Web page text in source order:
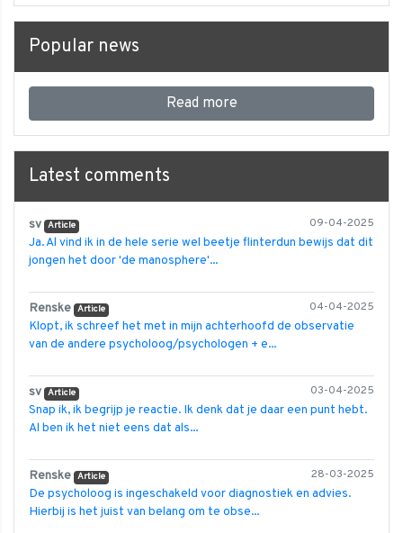
Popular news
Read more
Latest comments
09-04-2025
sv Article
Ja. Al vind ik in de hele serie wel beetje flinterdun bewijs dat dit
jongen het door 'de manosphere'...
04-04-2025
Renske Article
Klopt, ik schreef het met in mijn achterhoofd de observatie
van de andere psycholoog/psychologen + e...
03-04-2025
sv Article
Snap ik, ik begrijp je reactie. Ik denk dat je daar een punt hebt.
Al ben ik het niet eens dat als...
28-03-2025
Renske Article
De psycholoog is ingeschakeld voor diagnostiek en advies.
Hierbij is het juist van belang om te obse...